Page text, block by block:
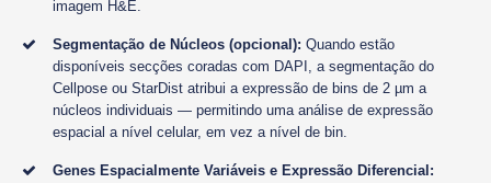
imagem H&E.
Segmentação de Núcleos (opcional): Quando estão
disponíveis secções coradas com DAPI, a segmentação do
Cellpose ou StarDist atribui a expressão de bins de 2 µm a
núcleos individuais — permitindo uma análise de expressão
espacial a nível celular, em vez a nível de bin.
Genes Espacialmente Variáveis e Expressão Diferencial: